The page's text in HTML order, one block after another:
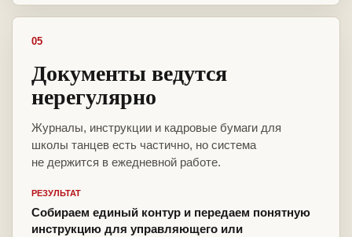
05
Документы ведутся
нерегулярно
Журналы, инструкции и кадровые бумаги для
школы танцев есть частично, но система
не держится в ежедневной работе.
РЕЗУЛЬТАТ
Собираем единый контур и передаем понятную
инструкцию для управляющего или